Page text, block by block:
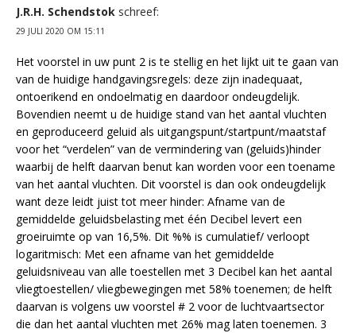
J.R.H. Schendstok schreef:
29 JULI 2020 OM 15:11
Het voorstel in uw punt 2 is te stellig en het lijkt uit te gaan van
van de huidige handgavingsregels: deze zijn inadequaat,
ontoerikend en ondoelmatig en daardoor ondeugdelijk.
Bovendien neemt u de huidige stand van het aantal vluchten
en geproduceerd geluid als uitgangspunt/startpunt/maatstaf
voor het “verdelen” van de vermindering van (geluids)hinder
waarbij de helft daarvan benut kan worden voor een toename
van het aantal vluchten. Dit voorstel is dan ook ondeugdelijk
want deze leidt juist tot meer hinder: Afname van de
gemiddelde geluidsbelasting met één Decibel levert een
groeiruimte op van 16,5%. Dit %% is cumulatief/ verloopt
logaritmisch: Met een afname van het gemiddelde
geluidsniveau van alle toestellen met 3 Decibel kan het aantal
vliegtoestellen/ vliegbewegingen met 58% toenemen; de helft
daarvan is volgens uw voorstel # 2 voor de luchtvaartsector
die dan het aantal vluchten met 26% mag laten toenemen. 3